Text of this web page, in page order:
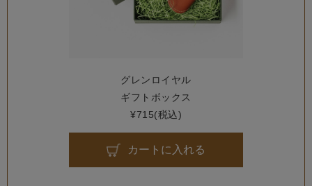
グレンロイヤル
ギフトボックス
¥715(税込)
カートに入れる